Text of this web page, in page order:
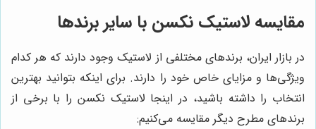
مقایسه لاستیک نکسن با سایر برندها
در بازار ایران، برندهای مختلفی از لاستیک وجود دارند که هر کدام
ویژگی‌ها و مزایای خاص خود را دارند. برای اینکه بتوانید بهترین
انتخاب را داشته باشید، در اینجا لاستیک نکسن را با برخی از
برندهای مطرح دیگر مقایسه می‌کنیم: